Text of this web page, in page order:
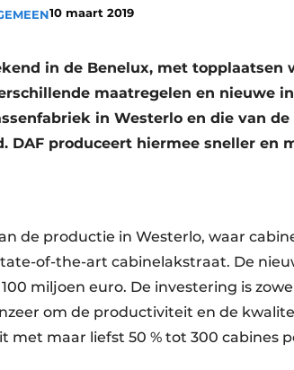
10 maart 2019
in de Benelux, met
maatregelen en nieuwe
in Westerlo en die van
DAF produceert hiermee sneller en
de productie in Westerlo, waar
of-the-art cabinelakstraat. De
miljoen euro. De investering is
om de productiviteit en de
met maar liefst 50 % tot 300 cabines